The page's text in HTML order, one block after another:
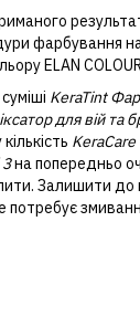
фарбування
ELAN
KeraTint
для вій та
3на попередньо
Залишити до
потребує